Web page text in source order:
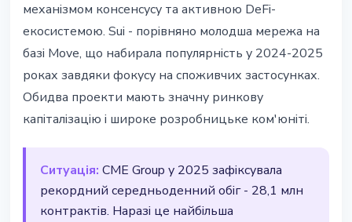
механізмом консенсусу та активною DeFi-
екосистемою. Sui - порівняно молодша мережа на
базі Move, що набирала популярність у 2024-2025
роках завдяки фокусу на споживчих застосунках.
Обидва проекти мають значну ринкову
капіталізацію і широке розробницьке ком'юніті.
Ситуація: CME Group у 2025 зафіксувала
рекордний середньоденний обіг - 28,1 млн
контрактів. Наразі це найбільша